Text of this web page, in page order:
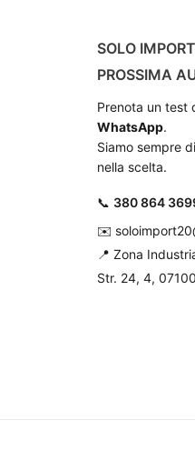
SOLO
PROSSIMA
Prenota un test
WhatsApp.
Siamo sempre
nella scelta.
📞 380 864
✉️
📍Zona
Str. 24, 4,